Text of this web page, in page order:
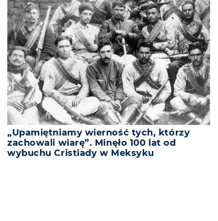
„Upamiętniamy wierność tych, którzy
zachowali wiarę”. Minęło 100 lat od
wybuchu Cristiady w Meksyku